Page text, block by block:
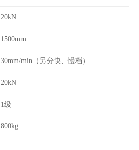
20kN
1500mm
30mm/min（另分快、慢档）
20kN
1级
800kg